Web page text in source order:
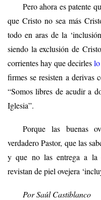
Pero ahora es patente
que Cristo no sea más
todo en aras de la
siendo la exclusión de
corrientes hay que decirles
firmes se resisten a derivas
“Somos libres de acudir a
Iglesia”.
Porque las buenas
verdadero Pastor, que las
y que no las entrega a la
revistan de piel ovejera
Por Saúl Castiblanco